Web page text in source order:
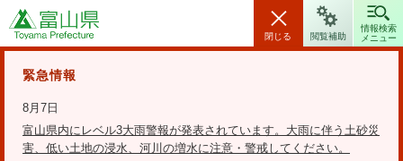
富山県
閉じる 閲覧補助
情報検索
メニュー
緊急情報
8月7日
富山県内にレベル3大雨警報が発表されています。大雨に伴う土砂災
害、低い土地の浸水、河川の増水に注意・警戒してください。